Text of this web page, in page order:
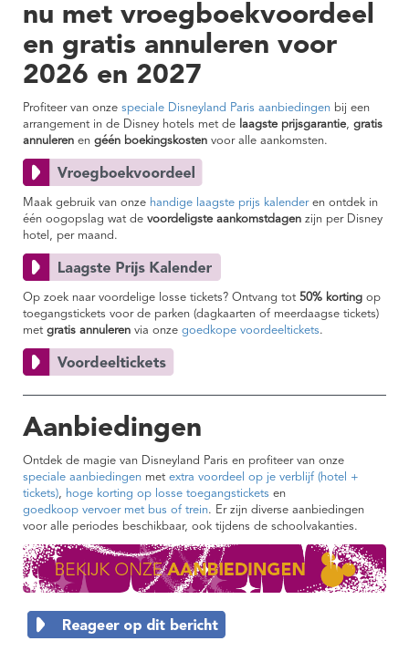
nu met vroegboekvoordeel
en gratis annuleren voor
2026 en 2027
Profiteer van onze speciale Disneyland Paris aanbiedingen bij een
arrangement in de Disney hotels met de laagste prijsgarantie, gratis
annuleren en géén boekingskosten voor alle aankomsten.
Maak gebruik van onze handige laagste prijs kalenderen ontdek in
één oogopslag wat de voordeligste aankomstdagen zijn per Disney
hotel, per maand.
Op zoek naar voordelige losse tickets? Ontvang tot 50% korting op
toegangstickets voor de parken (dagkaarten of meerdaagse tickets)
met gratis annuleren via onze goedkope voordeeltickets.
Aanbiedingen
Ontdek de magie van Disneyland Paris en profiteer van onze
speciale aanbiedingen met extra voordeel op je verblijf (hotel +
tickets), hoge korting op losse toegangstickets en
goedkoop vervoer met bus of trein. Er zijn diverse aanbiedingen
voor alle periodes beschikbaar, ook tijdens de schoolvakanties.